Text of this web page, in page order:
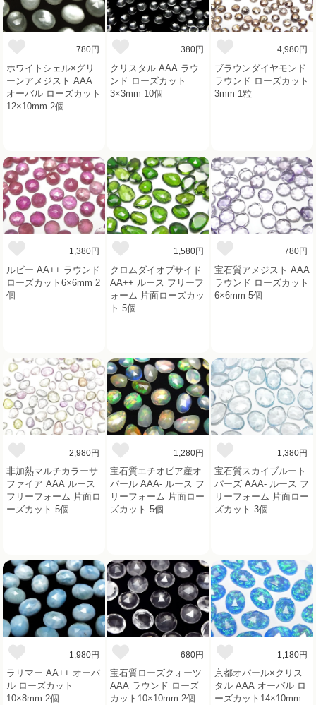
780円
ホワイトシェル×グリ
ーンアメジスト AAA
オーバル ローズカット
12×10mm 2個
380円
クリスタル AAA ラウ
ンド ローズカット
3×3mm 10個
4,980円
ブラウンダイヤモンド
ラウンド ローズカット
3mm 1粒
1,380円
ルビー AA++ ラウンド
ローズカット6×6mm 2
個
1,580円
クロムダイオプサイド
AA++ ルース フリーフ
ォーム 片面ローズカッ
ト 5個
780円
宝石質アメジスト AAA
ラウンド ローズカット
6×6mm 5個
2,980円
非加熱マルチカラーサ
ファイア AAA ルース
フリーフォーム 片面ロ
ーズカット 5個
1,280円
宝石質エチオピア産オ
パール AAA- ルース フ
リーフォーム 片面ロー
ズカット 5個
1,380円
宝石質スカイブルート
パーズ AAA- ルース フ
リーフォーム 片面ロー
ズカット 3個
1,980円
ラリマー AA++ オーバ
ル ローズカット
10×8mm 2個
680円
宝石質ローズクォーツ
AAA ラウンド ローズ
カット10×10mm 2個
1,180円
京都オパール×クリス
タル AAA オーバル ロ
ーズカット14×10mm